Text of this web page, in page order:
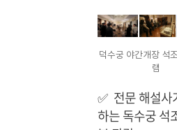
덕수궁 야간개장 석
램
✅ 전문 해설사
하는 독수궁 석